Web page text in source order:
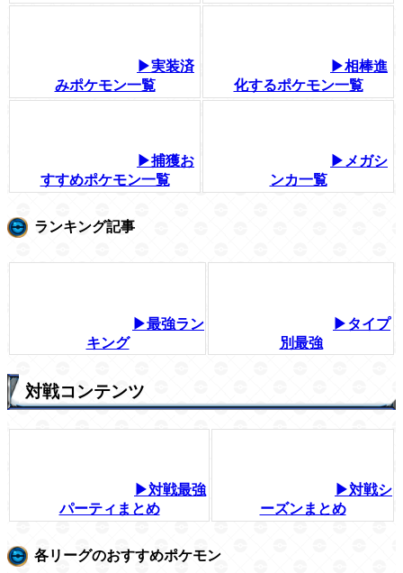
▶実装済
みポケモン一覧
▶相棒進
化するポケモン一覧
▶捕獲お
すすめポケモン一覧
▶メガシ
ンカ一覧
ランキング記事
▶最強ラン
キング
▶タイプ
別最強
対戦コンテンツ
▶対戦最強
パーティまとめ
▶対戦シ
ーズンまとめ
各リーグのおすすめポケモン